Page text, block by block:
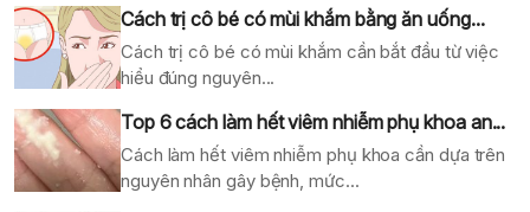
Cách trị cô bé có mùi khắm bằng ăn uống...
Cách trị cô bé có mùi khắm cần bắt đầu từ việc
hiểu đúng nguyên...
Top 6 cách làm hết viêm nhiễm phụ khoa an...
Cách làm hết viêm nhiễm phụ khoa cần dựa trên
nguyên nhân gây bệnh, mức...